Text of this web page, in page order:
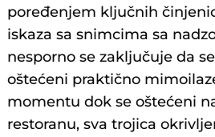
poređenjem ključnih
iskaza sa snimcima sa
nesporno se zaključuje da
oštećeni praktično
momentu dok se oštećeni
restoranu, sva trojica